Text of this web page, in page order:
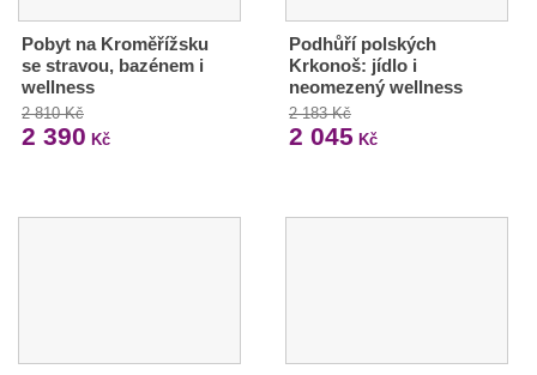
Pobyt na Kroměřížsku
se stravou, bazénem i
wellness
2 810 Kč
2 390 Kč
Podhůří polských
Krkonoš: jídlo i
neomezený wellness
2 183 Kč
2 045 Kč